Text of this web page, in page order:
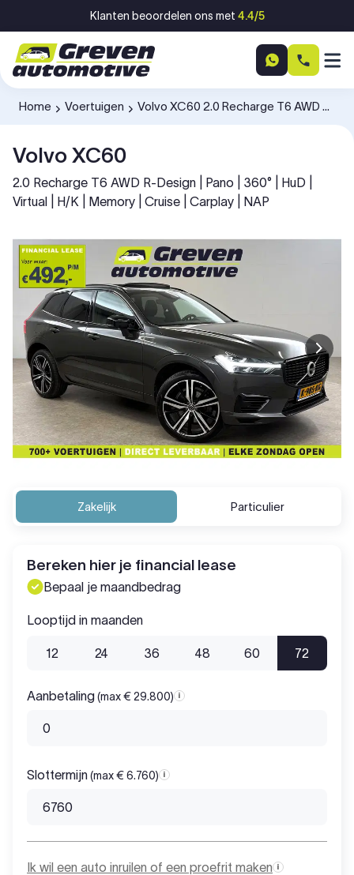
Ga naar inhoudKlanten beoordelen ons met 4.4/5
Home
-
Voertuigen
-
Volvo XC60 2.0 Recharge T6 AWD R-Design K985KG
Volvo XC60
2.0 Recharge T6 AWD R-Design | Pano | 360° | HuD |
Virtual | H/K | Memory | Cruise | Carplay | NAP
Zakelijk Particulier
Bereken hier je financial lease
Bepaal je maandbedrag
Looptijd in maanden
12 24 36 48 60 72
Aanbetaling(max € 29.800) Aanbetaling
Slottermijn(max € 6.760) Slottermijn
Ik wil een auto inruilen of een proefrit maken